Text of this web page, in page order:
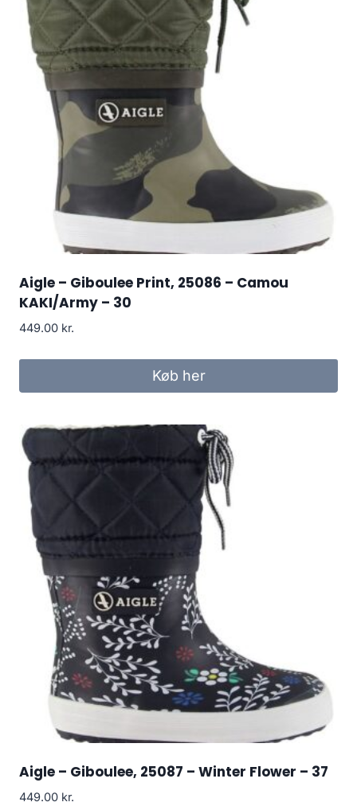
Aigle – Giboulee Print, 25086 – Camou
KAKI/Army – 30
449.00 kr.
Køb her
Aigle – Giboulee, 25087 – Winter Flower – 37
449.00 kr.